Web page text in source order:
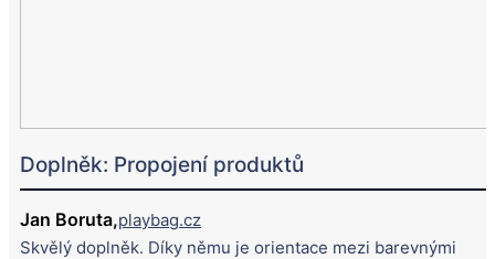
Doplněk: Propojení produktů
Jan Boruta,playbag.cz
Skvělý doplněk. Díky němu je orientace mezi barevnými